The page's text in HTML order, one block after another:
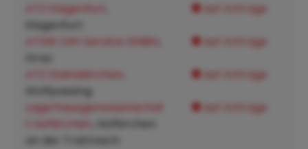
ATZ Klagenfurt
Klagenfurt:
auf Anfrage
ATSW 24h Service GMBH auf Anfrage
ATZ Steinakirchen
Wolfpassing:
auf Anfrage
Lagerhausgenossenschaf
t Hofkirchen
, Hofkirchen
an der Trattnach:
auf Anfrage